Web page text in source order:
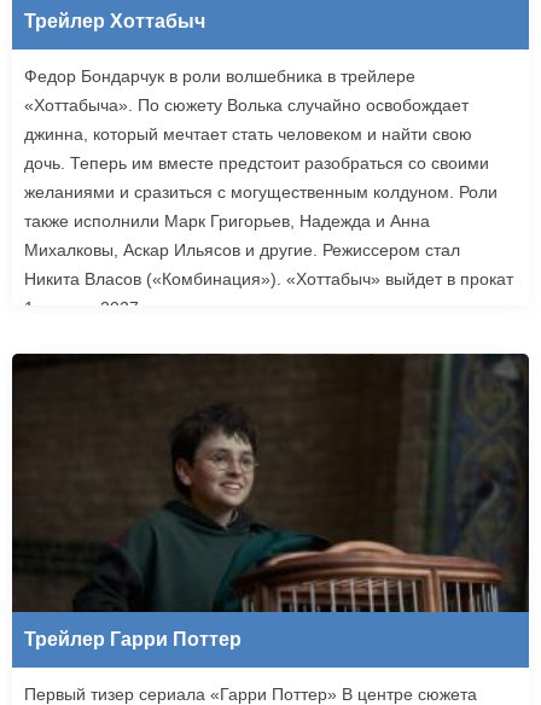
Трейлер Хоттабыч
Федор Бондарчук в роли волшебника в трейлере
«Хоттабыча». По сюжету Волька случайно освобождает
джинна, который мечтает стать человеком и найти свою
дочь. Теперь им вместе предстоит разобраться со своими
желаниями и сразиться с могущественным колдуном. Роли
также исполнили Марк Григорьев, Надежда и Анна
Михалковы, Аскар Ильясов и другие. Режиссером стал
Никита Власов («Комбинация»). «Хоттабыч» выйдет в прокат
1 января 2027 года.
Трейлер Гарри Поттер
Первый тизер сериала «Гарри Поттер» В центре сюжета